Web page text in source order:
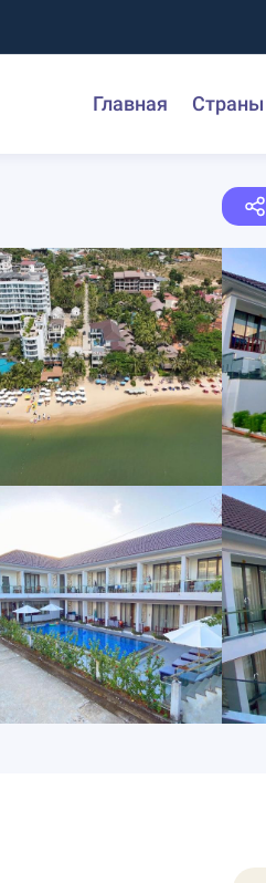
Главная Страны